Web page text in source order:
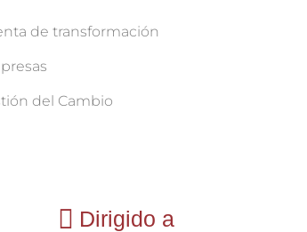
de transformación​
del Cambio
Dirigido a